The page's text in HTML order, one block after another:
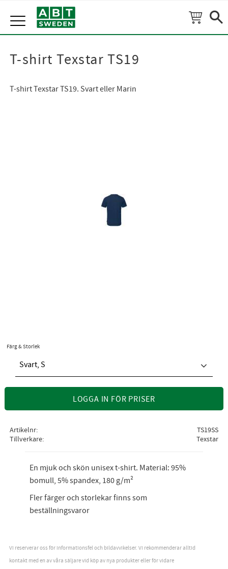
Meny
T-shirt Texstar TS19
T-shirt Texstar TS19. Svart eller Marin
Färg & Storlek
Svart, S
LOGGA IN FÖR PRISER
Artikelnr
TS19SS
Tillverkare
Texstar
En mjuk och skön unisex t-shirt. Material: 95%
bomull, 5% spandex, 180 g/m²
Fler färger och storlekar finns som
beställningsvaror
Vi reserverar oss för informationsfel och bildavvikelser. Vi rekommenderar alltid
kontakt med en av våra säljare vid köp av nya produkter eller för vidare